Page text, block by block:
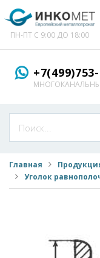
ПН-ПТ С 9:00 ДО 18:00
Главная
Уголок